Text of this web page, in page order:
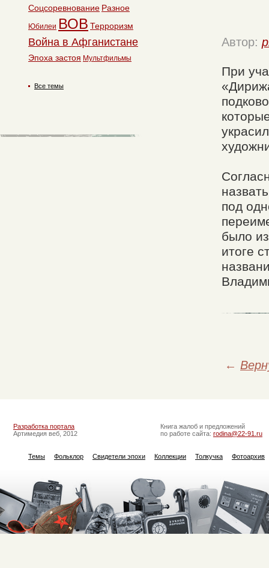
Автор:
При
под
было
итоге
←
Соцсоревнование Разное
Юбилеи ВОВ Терроризм
Война в Афганистане
Эпоха застоя Мультфильмы
Все темы
Разработка портала
Артимедия веб, 2012
Книга жалоб и предложений
по работе сайта: rodina@22-91.ru
Темы Фольклор Свидетели эпохи Коллекции Толкучка Фотоархив